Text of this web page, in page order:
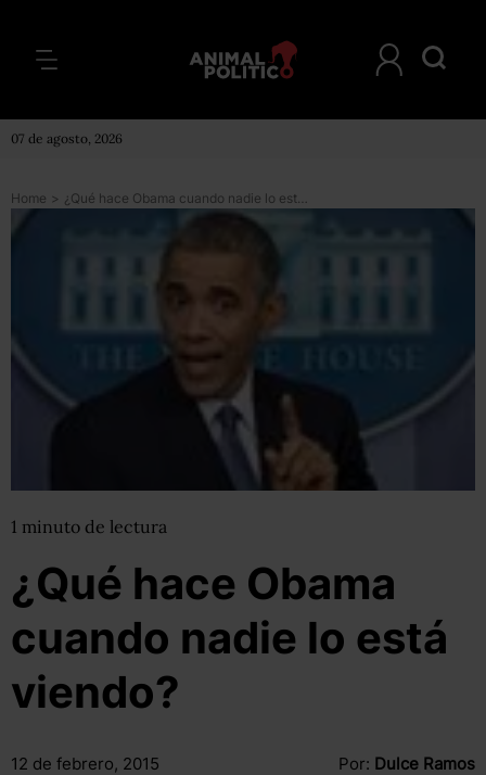
07 de agosto, 2026
Home > ¿Qué hace Obama cuando nadie lo está viendo?
1 minuto de lectura
¿Qué hace Obama
cuando nadie lo está
viendo?
12 de febrero, 2015 Por: Dulce Ramos